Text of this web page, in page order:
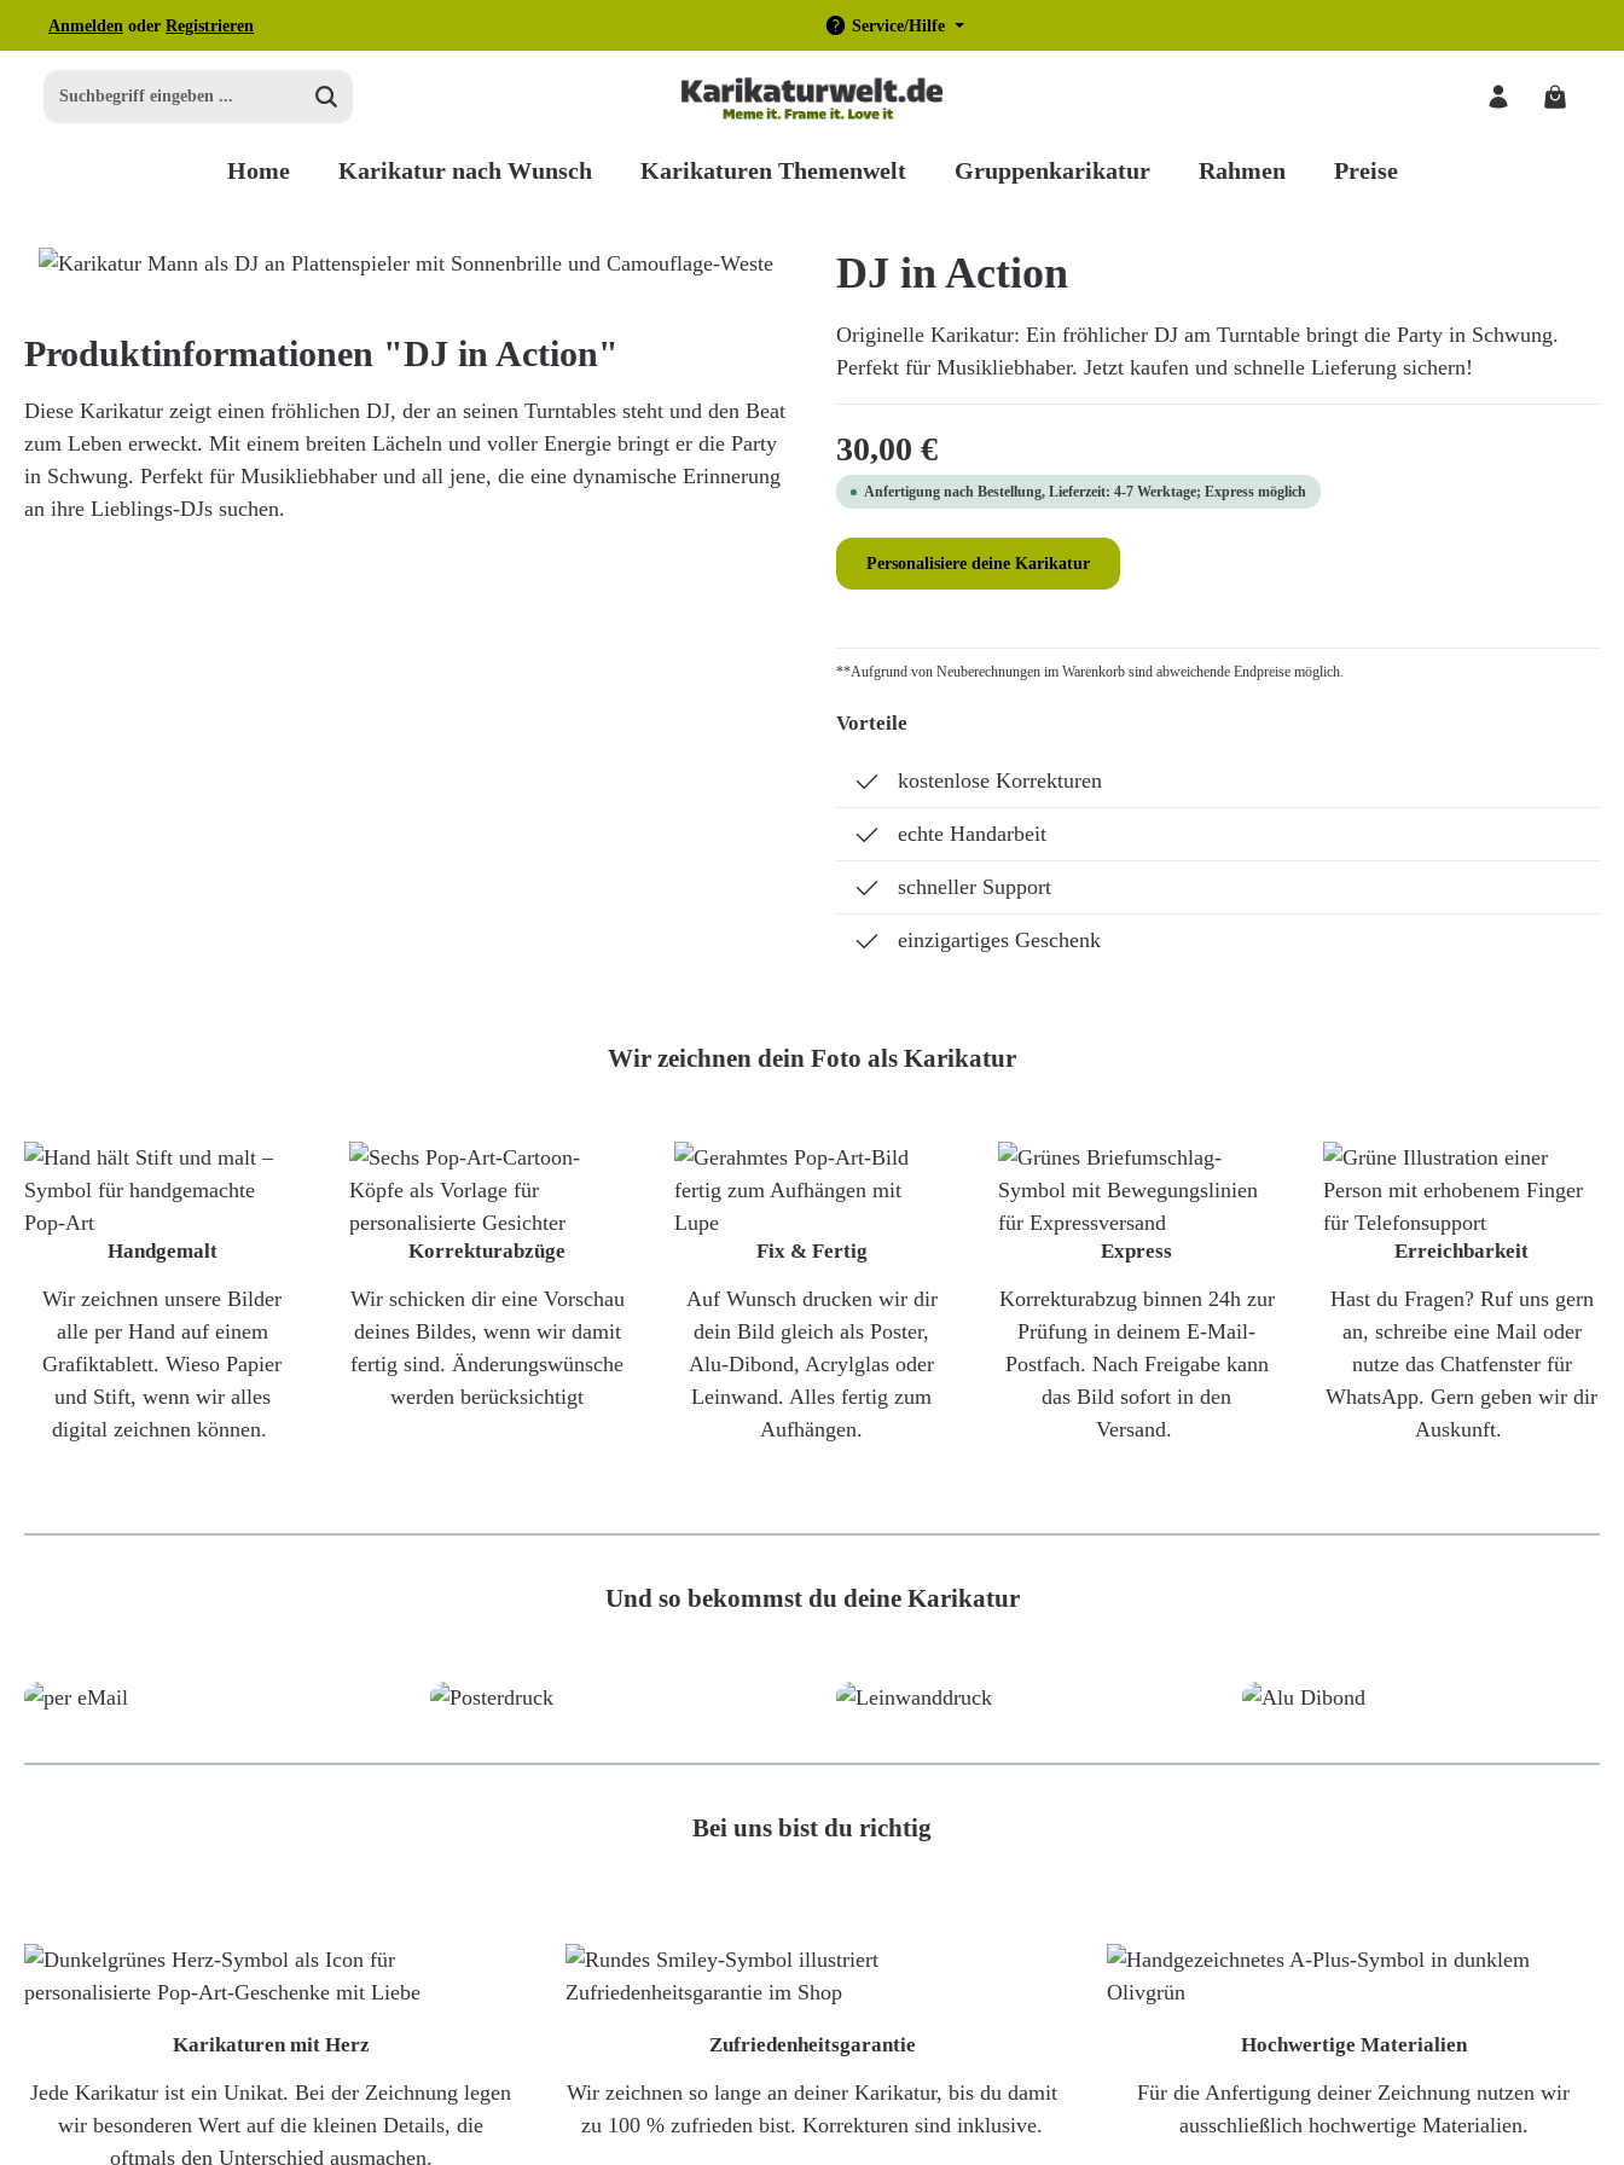
Hauptinhalt springen
Zur Suche springen
Zur Hauptnavigation springen
Anmelden oder Registrieren Service/Hilfe
Home Karikatur nach Wunsch Karikaturen Themenwelt Gruppenkarikatur Rahmen Preise
Bildergalerie überspringen DJ in Action
Originelle Karikatur: Ein fröhlicher DJ am Turntable bringt die Party in Schwung.
Perfekt für Musikliebhaber. Jetzt kaufen und schnelle Lieferung sichern!
Regulärer Preis:
30,00 €
Anfertigung nach Bestellung, Lieferzeit: 4-7 Werktage; Express möglich
Personalisiere deine Karikatur
**Aufgrund von Neuberechnungen im Warenkorb sind abweichende Endpreise möglich.
Vorteile
kostenlose Korrekturen
echte Handarbeit
schneller Support
einzigartiges Geschenk
Produktinformationen "DJ in Action"
Diese Karikatur zeigt einen fröhlichen DJ, der an seinen Turntables steht und den Beat
zum Leben erweckt. Mit einem breiten Lächeln und voller Energie bringt er die Party
in Schwung. Perfekt für Musikliebhaber und all jene, die eine dynamische Erinnerung
an ihre Lieblings-DJs suchen.
Wir zeichnen dein Foto als Karikatur
Handgemalt
Wir zeichnen unsere Bilder
alle per Hand auf einem
Grafiktablett. Wieso Papier
und Stift, wenn wir alles
digital zeichnen können.
Korrekturabzüge
Wir schicken dir eine Vorschau
deines Bildes, wenn wir damit
fertig sind. Änderungswünsche
werden berücksichtigt
Fix & Fertig
Auf Wunsch drucken wir dir
dein Bild gleich als Poster,
Alu-Dibond, Acrylglas oder
Leinwand. Alles fertig zum
Aufhängen.
Express
Korrekturabzug binnen 24h zur
Prüfung in deinem E-Mail-
Postfach. Nach Freigabe kann
das Bild sofort in den
Versand.
Erreichbarkeit
Hast du Fragen? Ruf uns gern
an, schreibe eine Mail oder
nutze das Chatfenster für
WhatsApp. Gern geben wir dir
Auskunft.
Und so bekommst du deine Karikatur
Bei uns bist du richtig
Karikaturen mit Herz
Jede Karikatur ist ein Unikat. Bei der Zeichnung legen
wir besonderen Wert auf die kleinen Details, die
oftmals den Unterschied ausmachen.
Zufriedenheitsgarantie
Wir zeichnen so lange an deiner Karikatur, bis du damit
zu 100 % zufrieden bist. Korrekturen sind inklusive.
Hochwertige Materialien
Für die Anfertigung deiner Zeichnung nutzen wir
ausschließlich hochwertige Materialien.